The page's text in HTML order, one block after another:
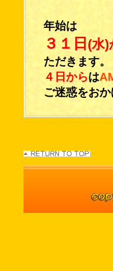
年始は
３１日 (水)
ただきます。
４日からは
ご迷惑をお